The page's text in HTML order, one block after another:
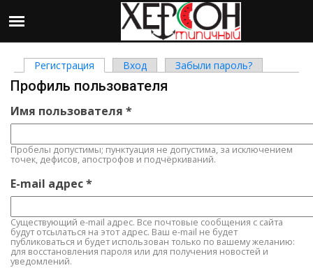
Главные вкладки
Регистрация (активная вкладка)
Вход Забыли пароль?
Профиль пользователя
Имя пользователя *
Пробелы допустимы; пунктуация не допустима, за исключением
точек, дефисов, апострофов и подчёркиваний.
E-mail адрес*
Существующий e-mail адрес. Все почтовые сообщения с сайта
будут отсылаться на этот адрес. Ваш e-mail не будет
публиковаться и будет использован только по вашему желанию:
для восстановления пароля или для получения новостей и
уведомлений.